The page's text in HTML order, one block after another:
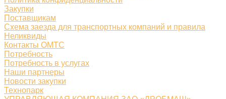
Закупки
Поставщикам
Схема заезда для транспортных компаний и правила
Неликвиды
Контакты ОМТС
Потребность
Потребность в услугах
Наши партнеры
Новости закупки
Технопарк